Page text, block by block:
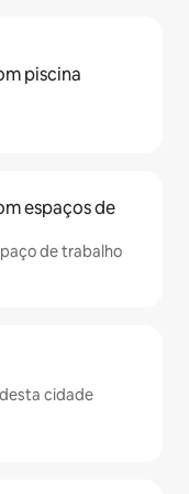
piscina
espaços de
de trabalho
cidade